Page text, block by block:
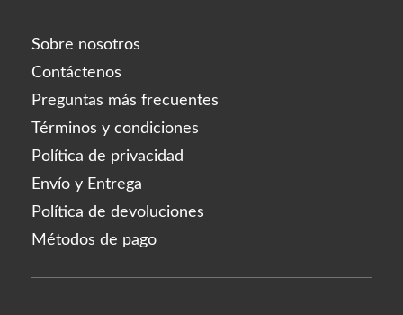
Sobre nosotros
Contáctenos
Preguntas más frecuentes
Términos y condiciones
Política de privacidad
Envío y Entrega
Política de devoluciones
Métodos de pago